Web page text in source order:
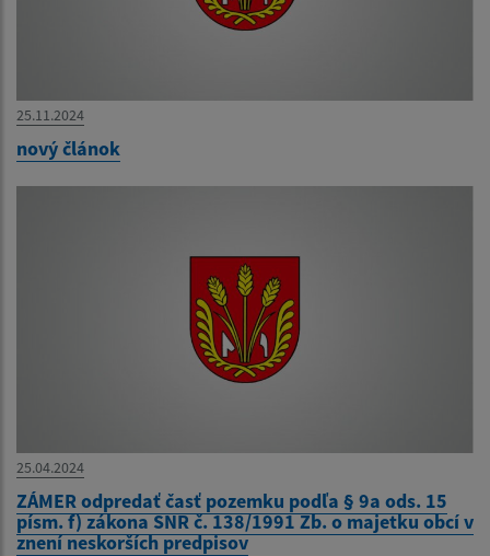
25.11.2024
nový článok
25.04.2024
ZÁMER odpredať časť pozemku podľa § 9a ods. 15
písm. f) zákona SNR č. 138/1991 Zb. o majetku obcí v
znení neskorších predpisov